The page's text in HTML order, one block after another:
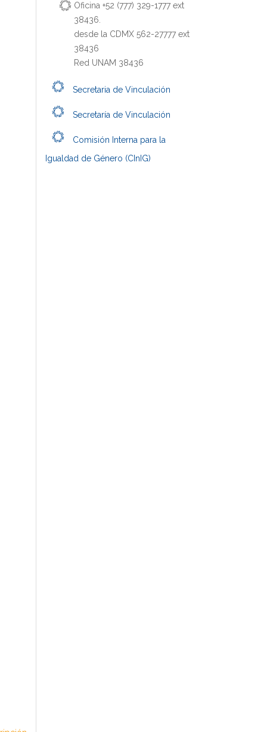
Oficina +52 (777) 329-1777 ext
38436.
desde la CDMX 562-27777 ext
38436
Red UNAM 38436
Secretaria de Vinculación
Secretaría de Vinculación
Comisión Interna para la
Igualdad de Género (CInIG)